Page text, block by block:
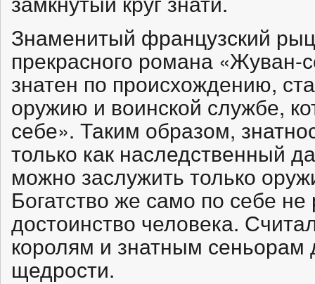
Знаменитый французский
прекрасного романа «Жуван-
знатен по происхождению,
оружию и воинской службе,
себе». Таким образом,
только как наследственный
можно заслужить только
Богатство же само по себе
достоинство человека.
королям и знатным сеньорам
щедрости.